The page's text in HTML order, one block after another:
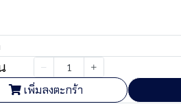
เพิ่มลงตะกร้า